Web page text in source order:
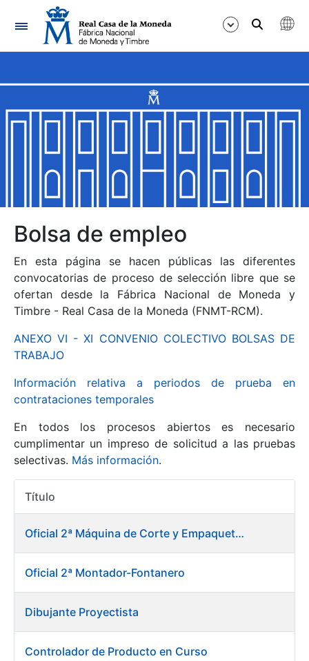
Navegación
Mostrar/Ocultar
Mostrar/Ocultar
Mostrar/Ocultar
Mostrar/Ocultar
Mostrar/Ocultar
Mostrar/Ocultar
Mostrar/Ocultar
Bolsa de empleo
En esta página se hacen públicas las diferentes
convocatorias de proceso de selección libre que se
ofertan desde la Fábrica Nacional de Moneda y
Timbre - Real Casa de la Moneda (FNMT-RCM).
ANEXO VI - XI CONVENIO COLECTIVO BOLSAS DE
TRABAJO
Información relativa a periodos de prueba en
contrataciones temporales
En todos los procesos abiertos es necesario
cumplimentar un impreso de solicitud a las pruebas
selectivas. Más información.
Título
Oficial 2ª Máquina de Corte y Empaquetado de Billetes
Oficial 2ª Montador-Fontanero
Dibujante Proyectista
Controlador de Producto en Curso